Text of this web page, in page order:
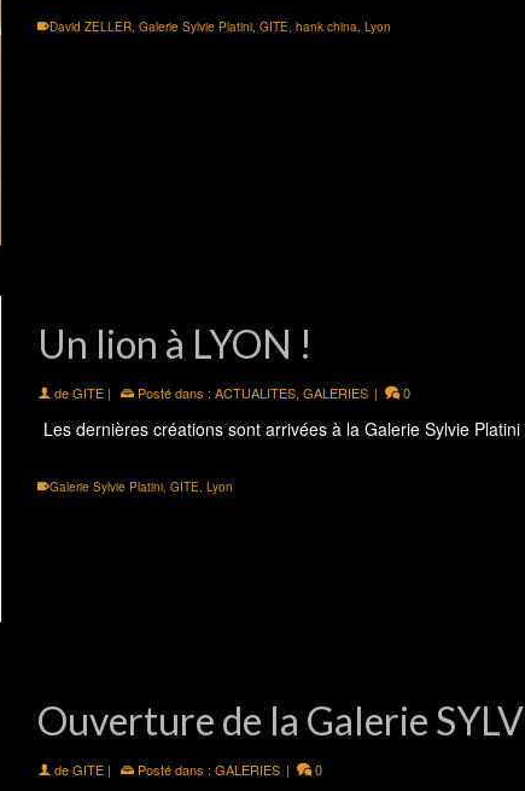
David ZELLER ,Galerie Sylvie Platini ,GITE ,hank china ,Lyon
Un lion à LYON !
deGITE | Posté dans :ACTUALITES,GALERIES | 0
Les dernières créations sont arrivées à la Galerie Sylvie
Galerie Sylvie Platini,GITE,Lyon
Ouverture de la Galerie
deGITE | Posté dans :GALERIES | 0